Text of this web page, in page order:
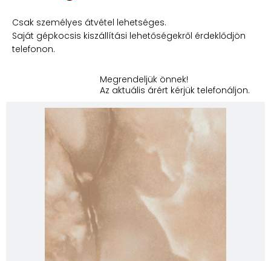
Csak személyes átvétel lehetséges.
Saját gépkocsis kiszállítási lehetőségekről érdeklődjön
telefonon.
Megrendeljük önnek!
Az aktuális árért kérjük telefonáljon.